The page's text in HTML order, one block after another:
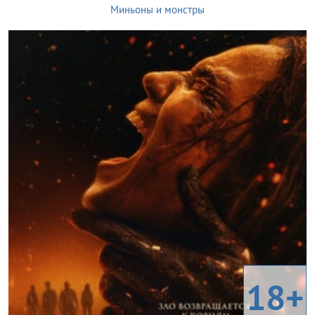
Миньоны и монстры
18+